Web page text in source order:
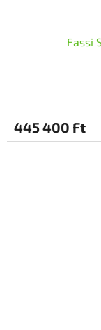
Fassi
445 400 Ft